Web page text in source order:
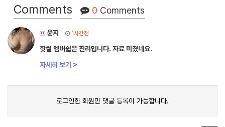
Comments 0 Comments
윤지 1시간전
핫썰 멤버쉽은 진리입니다. 자료 미쳤네요.
자세히 보기 >
로그인한 회원만 댓글 등록이 가능합니다.